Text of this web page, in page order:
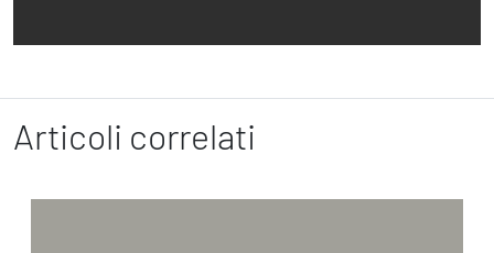
Articoli correlati